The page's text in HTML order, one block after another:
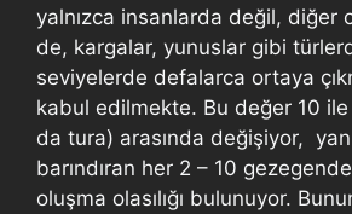
yalnızca insanlarda değil, diğer
de, kargalar, yunuslar gibi
seviyelerde defalarca ortaya
kabul edilmekte. Bu değer 10 ile
da tura) arasında değişiyor, yani
barındıran her 2 – 10
oluşma olasılığı bulunuyor.